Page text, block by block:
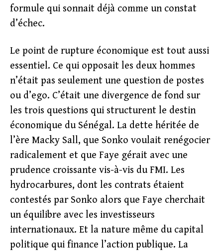
formule qui sonnait déjà comme un constat
d’échec.
Le point de rupture économique est tout aussi
essentiel. Ce qui opposait les deux hommes
n’était pas seulement une question de postes
ou d’ego. C’était une divergence de fond sur
les trois questions qui structurent le destin
économique du Sénégal. La dette héritée de
l’ère Macky Sall, que Sonko voulait renégocier
radicalement et que Faye gérait avec une
prudence croissante vis-à-vis du FMI. Les
hydrocarbures, dont les contrats étaient
contestés par Sonko alors que Faye cherchait
un équilibre avec les investisseurs
internationaux. Et la nature même du capital
politique qui finance l’action publique. La